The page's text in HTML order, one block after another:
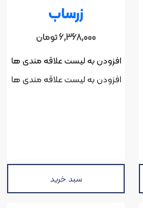
زرساب
6,368,000تومان
سبد خرید
افزودن به لیست علاقه مندی ها
افزودن به لیست علاقه مندی ها